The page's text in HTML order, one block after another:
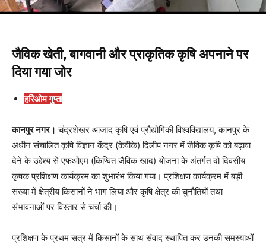
जैविक खेती, बागवानी और प्राकृतिक कृषि अपनाने पर
दिया गया जोर
हरिओम गुप्ता
कानपुर नगर। चंद्रशेखर आजाद कृषि एवं प्रौद्योगिकी विश्वविद्यालय, कानपुर के
अधीन संचालित कृषि विज्ञान केंद्र (केवीके) दिलीप नगर में जैविक कृषि को बढ़ावा
देने के उद्देश्य से एफओएम (किण्वित जैविक खाद) योजना के अंतर्गत दो दिवसीय
कृषक प्रशिक्षण कार्यक्रम का शुभारंभ किया गया। प्रशिक्षण कार्यक्रम में बड़ी
संख्या में क्षेत्रीय किसानों ने भाग लिया और कृषि क्षेत्र की चुनौतियों तथा
संभावनाओं पर विस्तार से चर्चा की।
प्रशिक्षण के प्रथम सत्र में किसानों के साथ संवाद स्थापित कर उनकी समस्याओं